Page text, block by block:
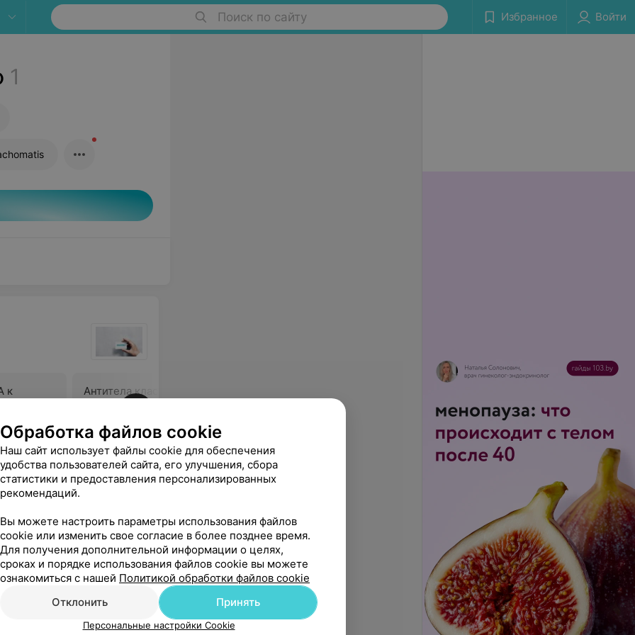
Поиск по сайту Избранное Войти
1
к
Aнтитела класса IgG к
36,13 руб.
Bordetella pertussis (Anti-
возбудителю коклюша и
паракоклюша
32,41 руб.
был очень приветливый и вежливый. Еще
Обработка файлов cookie
Наш сайт использует файлы cookie для обеспечения
удобства пользователей сайта, его улучшения, сбора
статистики и предоставления персонализированных
рекомендаций.
Вы можете настроить параметры использования файлов
cookie или изменить свое согласие в более позднее время.
Для получения дополнительной информации о целях,
сроках и порядке использования файлов cookie вы можете
ознакомиться с нашей Политикой обработки файлов cookie
Отклонить
Принять
Персональные настройки Cookie